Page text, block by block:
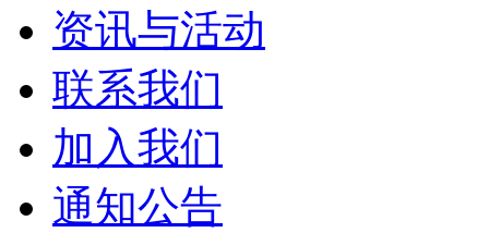
资讯与活动
联系我们
加入我们
通知公告